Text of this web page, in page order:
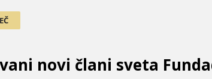
novi člani sveta